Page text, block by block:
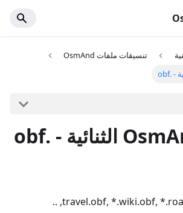
تنسيقات ملفات OsmAnd